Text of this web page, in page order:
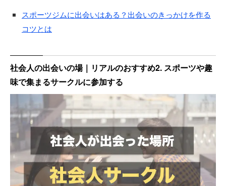
スポーツジムに出会いはある？出会いのきっかけを作る
コツとは
社会人の出会いの場｜リアルのおすすめ2. スポーツや趣
味で集まるサークルに参加する